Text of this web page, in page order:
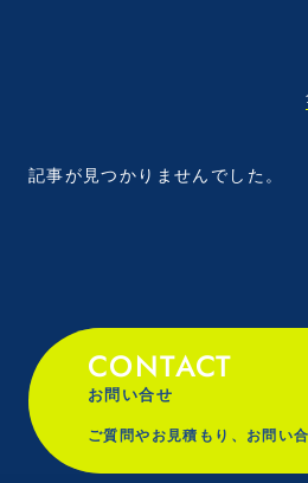
記事が見つかりませんでした。
CONTACT
お問い合せ
ご質問やお見積もり、お問い